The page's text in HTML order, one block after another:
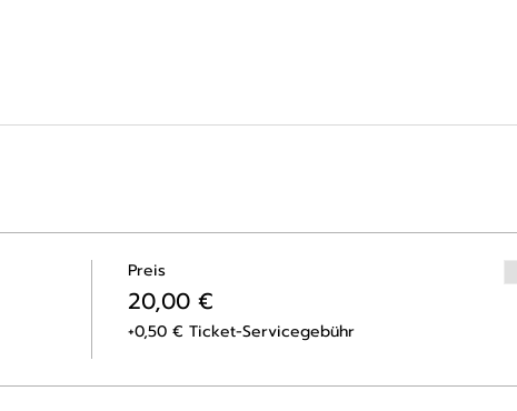
Preis
20,00 €
+0,50 € Ticket-Servicegebühr